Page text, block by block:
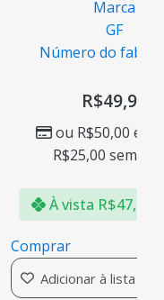
2x de
no Pix
desejos
À vista
Comprar